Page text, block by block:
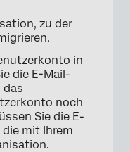
zu der
in
die E-Mail-
das
noch
Sie die E-
mit Ihrem